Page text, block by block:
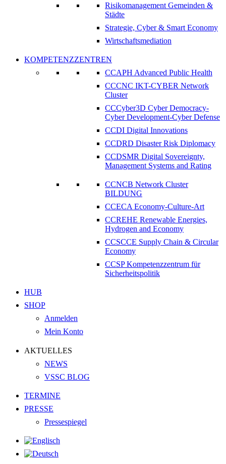
Risikomanagement Gemeinden &
Städte
Strategie, Cyber & Smart Economy
Wirtschaftsmediation
KOMPETENZZENTREN
CCAPH Advanced Public Health
CCCNC IKT-CYBER Network
Cluster
CCCyber3D Cyber Democracy-
Cyber Development-Cyber Defense
CCDI Digital Innovations
CCDRD Disaster Risk Diplomacy
CCDSMR Digital Sovereignty,
Management Systems and Rating
CCNCB Network Cluster
BILDUNG
CCECA Economy-Culture-Art
CCREHE Renewable Energies,
Hydrogen and Economy
CCSCCE Supply Chain & Circular
Economy
CCSP Kompetenzzentrum für
Sicherheitspolitik
HUB
SHOP
Anmelden
Mein Konto
AKTUELLES
NEWS
VSSC BLOG
TERMINE
PRESSE
Pressespiegel